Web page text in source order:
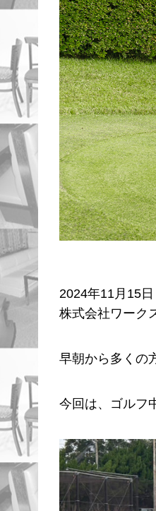
2024年11月15
株式会社ワーク
早朝から多くの
今回は、ゴルフ